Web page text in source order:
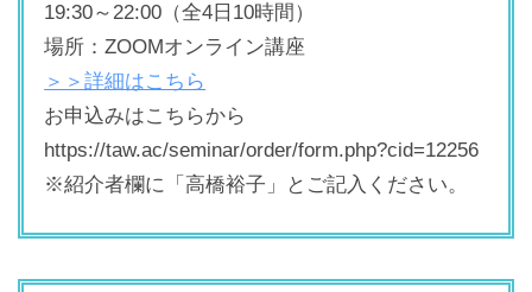
19:30～22:00（全4日10時間）
場所：ZOOMオンライン講座
＞＞詳細はこちら
お申込みはこちらから
https://taw.ac/seminar/order/form.php?cid=12256
※紹介者欄に「高橋裕子」とご記入ください。